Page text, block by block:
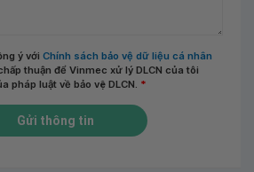
ý với Chính sách bảo vệ dữ liệu cá nhân
thuận để Vinmec xử lý DLCN của tôi
pháp luật về bảo vệ DLCN. *
Gửi thông tin